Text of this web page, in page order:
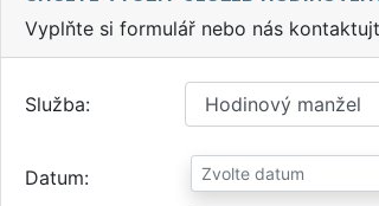
Vyplňte si formulář nebo nás
Služba
Datum